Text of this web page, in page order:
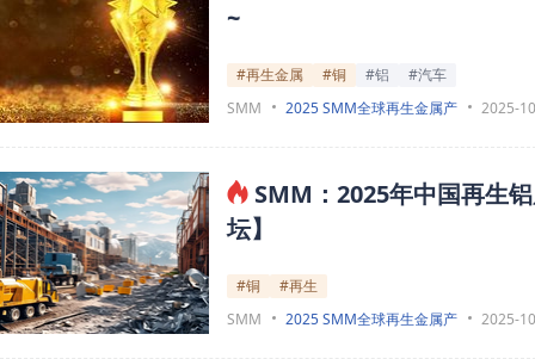
~
#再生金属 #铜 #铝
#汽车
SMM
2025 SMM全球再生金属产 2025-
SMM：2025年中国再生
坛】
#铜
#再生
SMM
2025 SMM全球再生金属产 2025-